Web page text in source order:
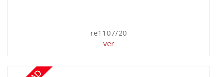
re1107/20
ver